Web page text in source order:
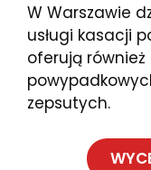
W Warszawie
usługi kasacji
oferują
zepsutych.